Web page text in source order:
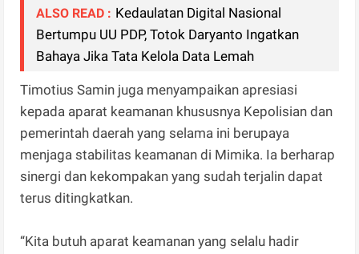
ALSO READ : Kedaulatan Digital Nasional
Bertumpu UU PDP, Totok Daryanto Ingatkan
Bahaya Jika Tata Kelola Data Lemah
Timotius Samin juga menyampaikan apresiasi
kepada aparat keamanan khususnya Kepolisian dan
pemerintah daerah yang selama ini berupaya
menjaga stabilitas keamanan di Mimika. Ia berharap
sinergi dan kekompakan yang sudah terjalin dapat
terus ditingkatkan.
“Kita butuh aparat keamanan yang selalu hadir